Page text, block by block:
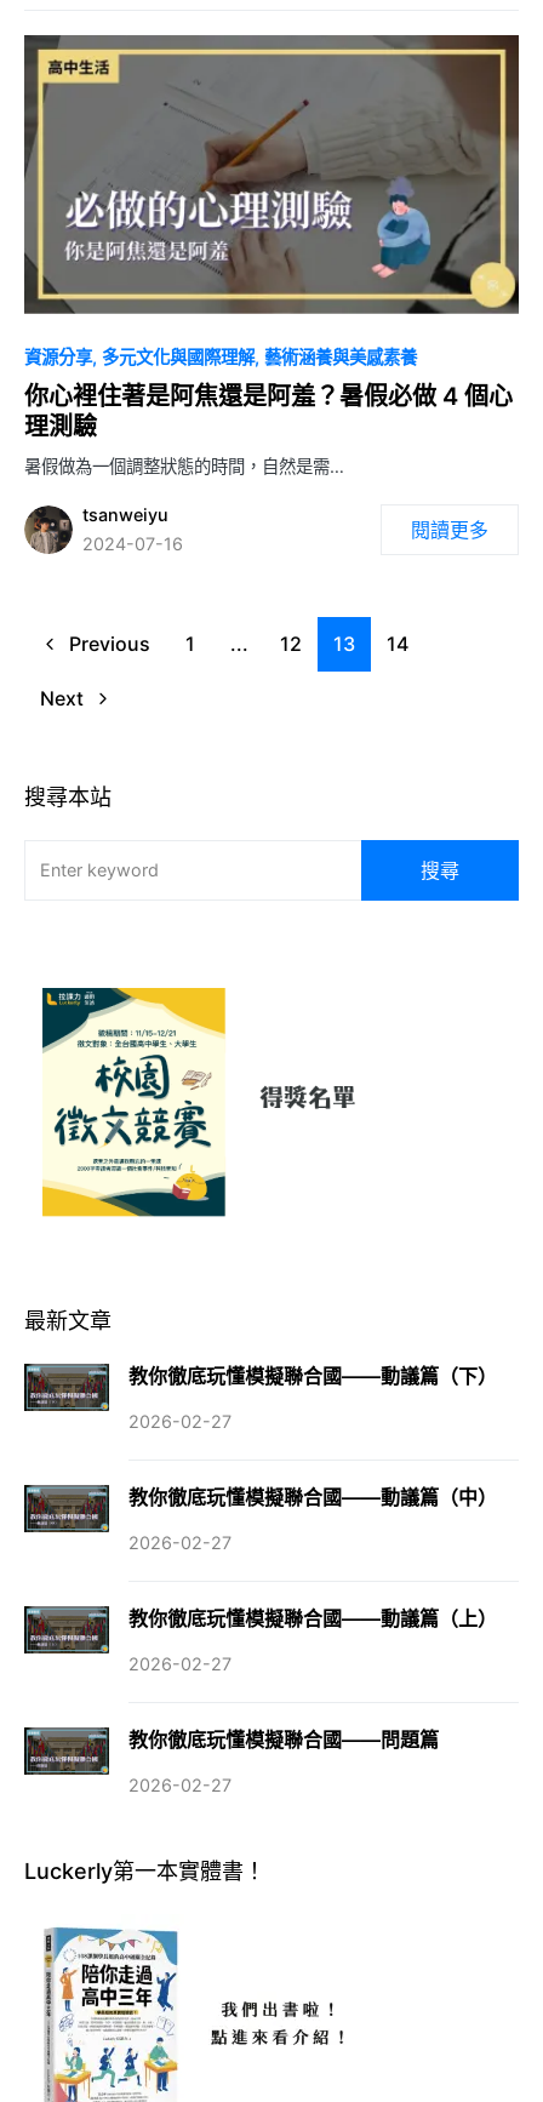
0
資源分享 多元文化與國際理解 藝術涵養與美感素養
你心裡住著是阿焦還是阿羞？暑假必做 4 個心
理測驗
暑假做為一個調整狀態的時間，自然是需…
tsanweiyu
2024-07-16
閱讀更多
Previous 1 ... 12 13 14
Next
搜尋本站
搜尋
最新文章
教你徹底玩懂模擬聯合國——動議篇（下）
2026-02-27
教你徹底玩懂模擬聯合國——動議篇（中）
2026-02-27
教你徹底玩懂模擬聯合國——動議篇（上）
2026-02-27
教你徹底玩懂模擬聯合國——問題篇
2026-02-27
Luckerly第一本實體書！